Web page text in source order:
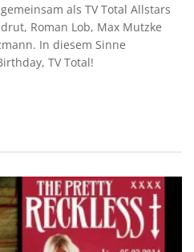
als TV Total Allstars
Roman Lob, Max Mutzke
In diesem Sinne
TV Total!